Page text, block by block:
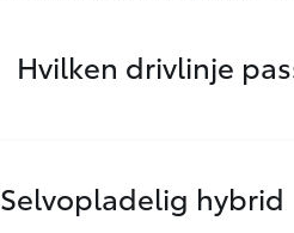
Hvilken drivlinje
Selvopladelig hybrid